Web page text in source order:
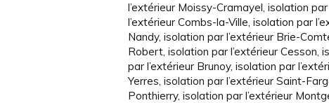
l’extérieur Moissy-Cramayel, isolation par
l’extérieur Combs-la-Ville, isolation par
Nandy, isolation par l’extérieur Brie-
Robert, isolation par l’extérieur Cesson,
par l’extérieur Brunoy, isolation par
Yerres, isolation par l’extérieur Saint-
Ponthierry, isolation par l’extérieur